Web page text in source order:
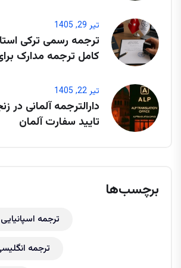
تیر 29, 1405
ترجمه رسمی ترکی
کامل ترجمه مدارک
تیر 22, 1405
دارالترجمه آلمانی در
تایید سفارت آلمان
برچسب‌ها
ترجمه
ترجمه